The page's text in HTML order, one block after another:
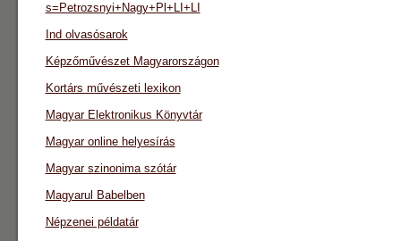
s=Petrozsnyi+Nagy+Pl+LI+LI
Ind olvasósarok
Képzőművészet Magyarországon
Kortárs művészeti lexikon
Magyar Elektronikus Könyvtár
Magyar online helyesírás
Magyar szinonima szótár
Magyarul Babelben
Népzenei példatár